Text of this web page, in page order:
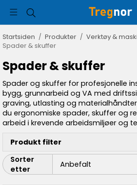
Startsiden / Produkter / Verktøy &
Spader & skuffer
Spader & skuffer
Spader og skuffer for profesjonelle
bygg, grunnarbeid og VA med
graving, utlasting og
du ergonomiske spader, skuffer og
arbeid i krevende arbeidsmiljøer og
Produkt filter
Sorter
etter